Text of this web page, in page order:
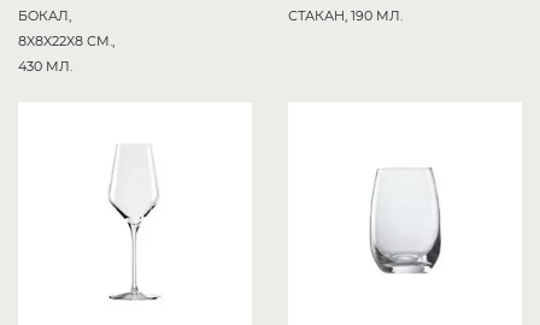
БОКАЛ,
8X8X22X8 СМ.,
430 МЛ.
СТАКАН, 190 МЛ.